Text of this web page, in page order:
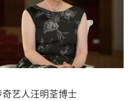
艺人汪明荃博士